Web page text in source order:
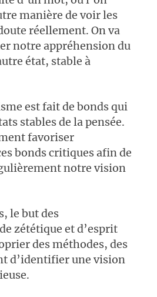
manière de voir les
réellement. On va
notre appréhension du
état, stable à
est fait de bonds qui
stables de la pensée.
favoriser
bonds critiques afin de
notre vision
le but des
zététique et d’esprit
des méthodes, des
d’identifier une vision